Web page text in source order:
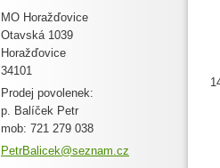
MO Horažďovice
Otavská 1039
Horažďovice
34101
Prodej povolenek:
p. Balíček Petr
mob: 721 279 038
PetrBalicek@seznam.cz